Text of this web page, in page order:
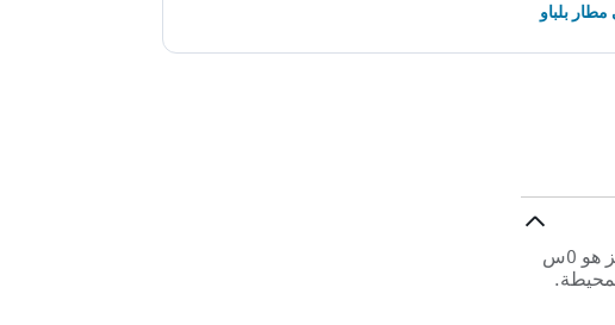
بلباو
ضمن مسافة 12.3 كم فقط، يكون وقت القيادة المتوقع من أقرب مطار مطار بلباو إلى هوستال أريز هو 0س